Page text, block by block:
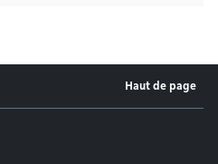
Haut de page